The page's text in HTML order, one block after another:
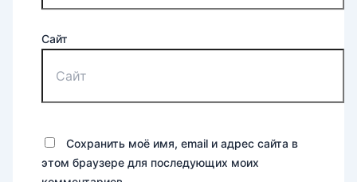
Сайт
Сохранить моё имя, email и адрес сайта в
этом браузере для последующих моих